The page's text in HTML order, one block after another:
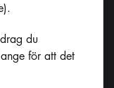
du
för att det